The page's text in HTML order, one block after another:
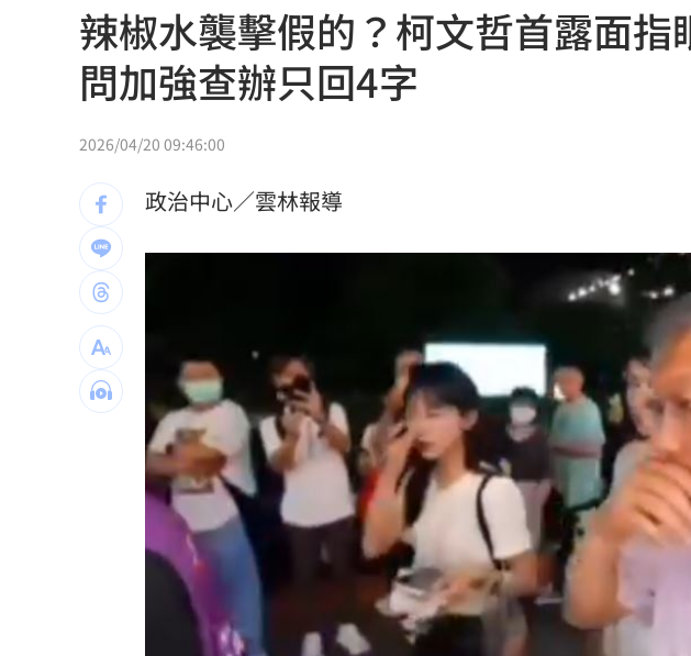
不斷更新／8日國籍航空、船班異動一次看 18:09
IU生日驚喜曝光 邊佑錫爆親訂紫色蛋糕
桃猿牛棚壞消息 陳柏豪動刀確定本季報銷
用路人注意！颱風逼近 公路局列8警戒路段
外資狂賣407億！這檔連23買再掃2.2萬張 17:57
55歲女領隊攀八大秀失聯2天 家屬急尋 17:53
鍾年晃怒批蔣萬安：你這四年是「偷來的」 17:52
美對多晶矽加徵關稅 政院：評估影響有限 17:52
律師詐1.1億偷渡4天才發現 狡詐手法曝光 17:49
不是群聯！ 記憶體它靠這技術目標價破千 17:48
台灣彩券開獎直播中 20:31
辣椒水襲擊假的？柯文哲首露面
問加強查辦只回4字
2026/04/20 09:46:00
政治中心／雲林報導